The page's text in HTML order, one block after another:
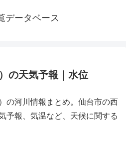
データベース
の天気予報｜水位
の河川情報まとめ。仙台市の西
予報、気温など、天候に関する